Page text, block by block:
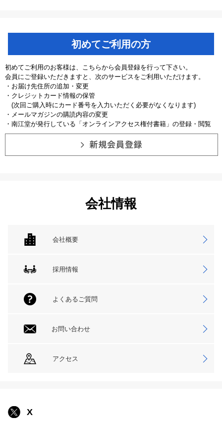
初めてご利用の方
初めてご利用のお客様は、こちらから会員登録を行って下さい。
会員にご登録いただきますと、次のサービスをご利用いただけます。
・お届け先住所の追加・変更
・クレジットカード情報の保管
(次回ご購入時にカード番号を入力いただく必要がなくなります)
・メールマガジンの購読内容の変更
・南江堂が発行している「オンラインアクセス権付書籍」の登録・閲覧
会社情報
会社概要
採用情報
よくあるご質問
お問い合わせ
アクセス
X